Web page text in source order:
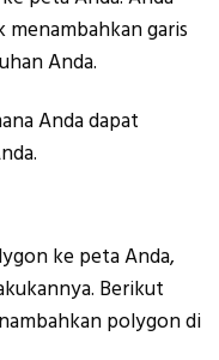
garis
Anda.
Anda dapat
ke peta Anda,
Berikut
polygon di